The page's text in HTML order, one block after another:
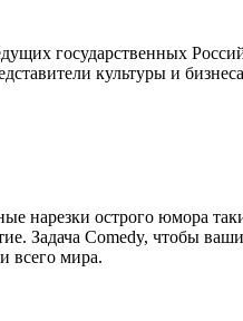
государственных
культуры и
нарезки острого юмора
Comedy, чтобы
всего мира.